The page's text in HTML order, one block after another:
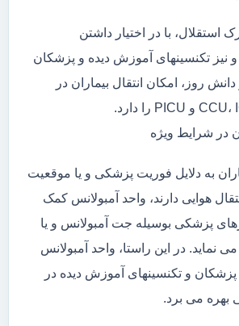
استقلال، با در اختیار داشتن
نیز تکنسینهای آموزش دیده و پزشکان
روز، امکان انتقال بیماران در
در شرایط ویژه
به دلایل فوریت پزشکی و یا موقعیت
هوایی دارند، واحد آمبولانس کمک
پزشکی بوسیله جت آمبولانس و یا
نماید. در این راستا، واحد آمبولانس
و تکنسینهای آموزش دیده در
بهره می برد.